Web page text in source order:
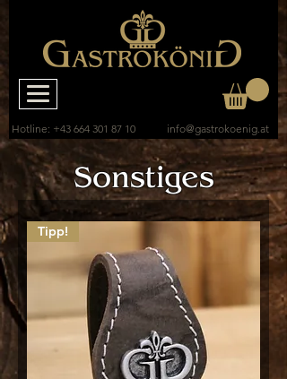
Hotline: +43 664 301 87 10 info@gastrokoenig.at
Sonstiges
Tipp!